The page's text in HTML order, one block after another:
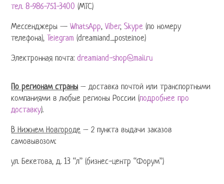
тел. 8-986-751-3400 (МТС)
Мессенджеры —WhatsApp,Viber,Skype (по номеру
телефона),Telegram (dreamland_postelnoe)
Электронная почта:dreamland-shop@mail.ru
По регионам страны – доставка почтой или транспортными
компаниями в любые регионы России (подробнее про
доставку).
В Нижнем Новгороде – 2 пункта выдачи заказов
самовывозом:
ул. Бекетова, д. 13 “л” (бизнес-центр “Форум”)